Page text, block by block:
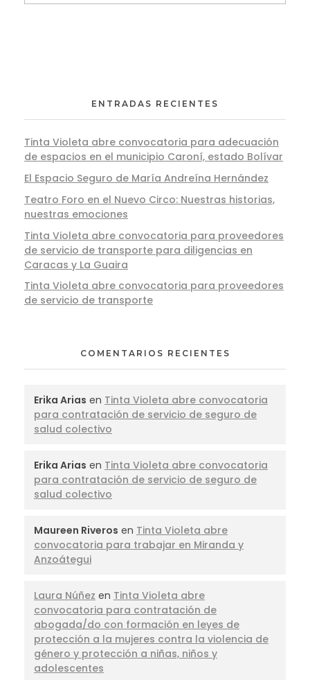
ENTRADAS RECIENTES
Tinta Violeta abre convocatoria para adecuación
de espacios en el municipio Caroní, estado Bolívar
El Espacio Seguro de María Andreína Hernández
Teatro Foro en el Nuevo Circo: Nuestras historias,
nuestras emociones
Tinta Violeta abre convocatoria para proveedores
de servicio de transporte para diligencias en
Caracas y La Guaira
Tinta Violeta abre convocatoria para proveedores
de servicio de transporte
COMENTARIOS RECIENTES
Erika Arias en Tinta Violeta abre convocatoria
para contratación de servicio de seguro de
salud colectivo
Erika Arias en Tinta Violeta abre convocatoria
para contratación de servicio de seguro de
salud colectivo
Maureen Riveros en Tinta Violeta abre
convocatoria para trabajar en Miranda y
Anzoátegui
Laura Núñez en Tinta Violeta abre
convocatoria para contratación de
abogada/do con formación en leyes de
protección a la mujeres contra la violencia de
género y protección a niñas, niños y
adolescentes